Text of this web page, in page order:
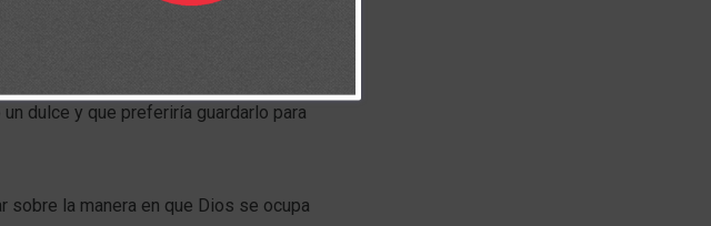
a ambos con un saludo y un
niños. El mayor tomó el caramelo y lo
dulce y que preferiría guardarlo para
sobre la manera en que Dios se ocupa